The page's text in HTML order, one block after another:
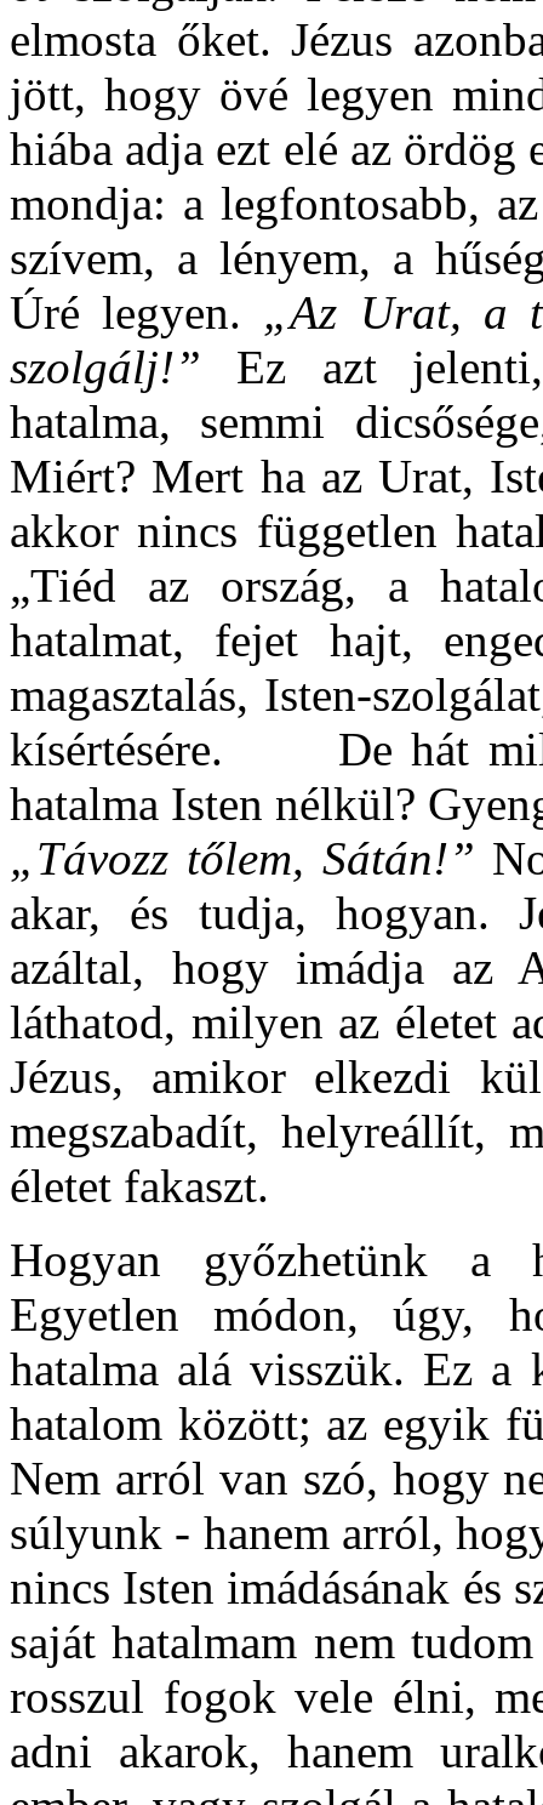
elmosta őket. Jézus
jött, hogy övé legyen
hiába adja ezt elé az
mondja: a legfontosabb,
szívem, a lényem, a
Úré legyen. „Az Urat, a
szolgálj!” Ez azt
hatalma, semmi
Miért? Mert ha az Urat,
akkor nincs független
„Tiéd az ország, a
hatalmat, fejet hajt,
magasztalás, Isten-
kísértésére. De hát
hatalma Isten nélkül?
„Távozz tőlem, Sátán!”
akar, és tudja, hogyan.
azáltal, hogy imádja az
láthatod, milyen az életet
Jézus, amikor elkezdi
megszabadít, helyreállít,
életet fakaszt.
Hogyan győzhetünk a
Egyetlen módon, úgy,
hatalma alá visszük. Ez a
hatalom között; az egyik
Nem arról van szó, hogy
súlyunk - hanem arról,
nincs Isten imádásának és
saját hatalmam nem
rosszul fogok vele élni,
adni akarok, hanem